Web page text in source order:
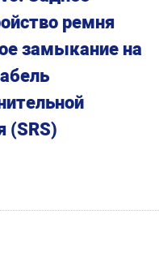
ремня
замыкание на
(SRS)